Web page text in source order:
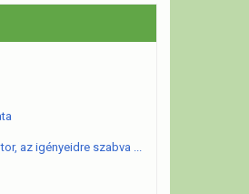
az igényeidre szabva ...